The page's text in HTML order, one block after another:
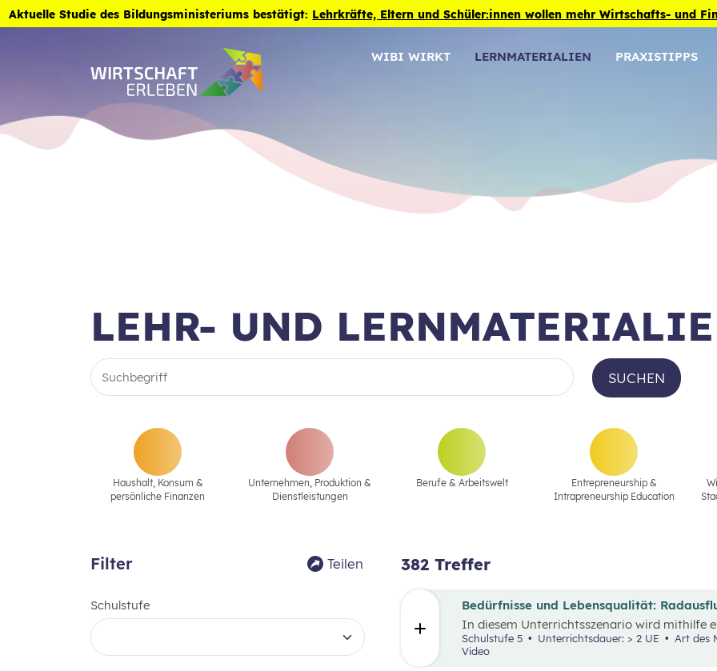
Zum Inhalt der Seite springen
Aktuelle Studie des Bildungsministeriums bestätigt: Lehrkräfte, Eltern und Schüler:innen wollen mehr Wirtschafts- und
WIBI WIRKT LERNMATERIALIEN PRAXISTIPPS
LEHR- UND
SUCHEN
Haushalt, Konsum &
persönliche Finanzen
Unternehmen‚ Produktion &
Dienstleistungen
Berufe & Arbeitswelt
Entrepreneurship &
Intrapreneurship Education
Filter Teilen
Schulstufe
382Treffer
Bedürfnisse und Lebensqualität:
In diesem Unterrichtsszenario wird mithilfe
zusätzlichem Material der Fokus auf
Bedürfnisse gelegt. Kinder und Jugendliche
Schulstufe 5 Unterrichtsdauer: > 2 UE
Video